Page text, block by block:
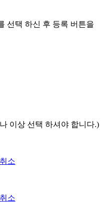
선택 하신 후 등록 버튼을
이상 선택 하셔야 합니다.)
취소
취소